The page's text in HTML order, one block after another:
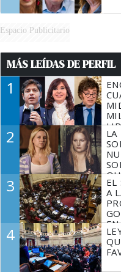
Espacio Publicitario
MÁS LEÍDAS DE PERFIL
1
2
LA
3
EL
A
4